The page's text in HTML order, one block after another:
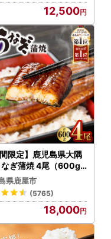
12,500
間限定】鹿児島県大隅
なぎ蒲焼 4尾（600g
004-04-cp18
鰻 魚 惣菜 総菜
県鹿屋市
(5765)
18,000